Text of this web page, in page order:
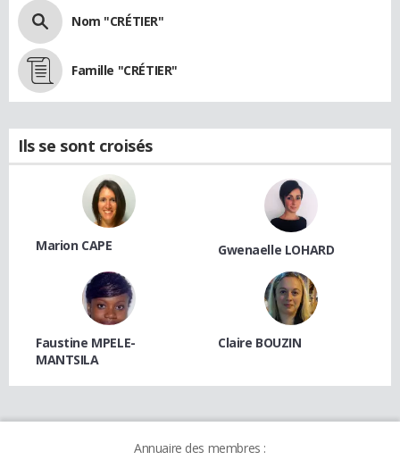
Nom "CRÉTIER"
Famille "CRÉTIER"
Ils se sont croisés
Marion CAPE Gwenaelle LOHARD
Faustine MPELE-
MANTSILA
Claire BOUZIN
Annuaire des membres :